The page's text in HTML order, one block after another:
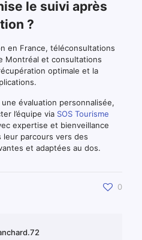
le suivi après
?
en France, téléconsultations
Montréal et consultations
optimale et la
évaluation personnalisée,
l’équipe via SOS Tourisme
expertise et bienveillance
leur parcours vers des
et adaptées au dos.
0